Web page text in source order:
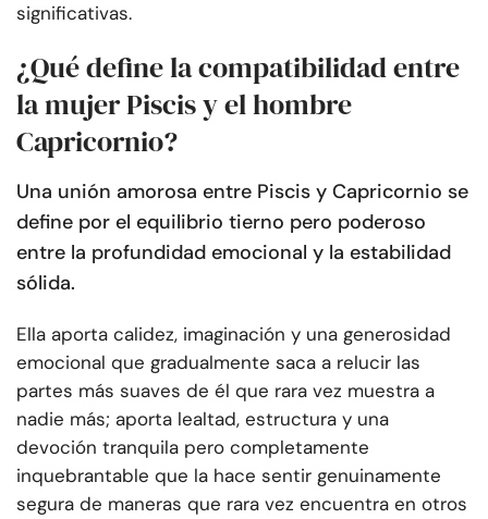
significativas.
¿Qué define la compatibilidad entre
la mujer Piscis y el hombre
Capricornio?
Una unión amorosa entre Piscis y Capricornio se
define por el equilibrio tierno pero poderoso
entre la profundidad emocional y la estabilidad
sólida.
Ella aporta calidez, imaginación y una generosidad
emocional que gradualmente saca a relucir las
partes más suaves de él que rara vez muestra a
nadie más; aporta lealtad, estructura y una
devoción tranquila pero completamente
inquebrantable que la hace sentir genuinamente
segura de maneras que rara vez encuentra en otros